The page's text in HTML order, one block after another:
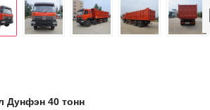
Дунфэн 40 тонн